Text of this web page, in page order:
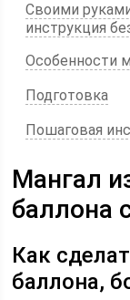
Своими
инструкция
Особенности
Подготовка
Пошаговая
Мангал
баллона
Как
баллона,